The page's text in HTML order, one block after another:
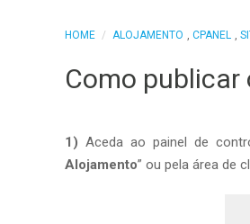
HOME / ALOJAMENTO , CPANEL ,
Como publicar
1) Aceda ao painel de
Alojamento” ou pela área de